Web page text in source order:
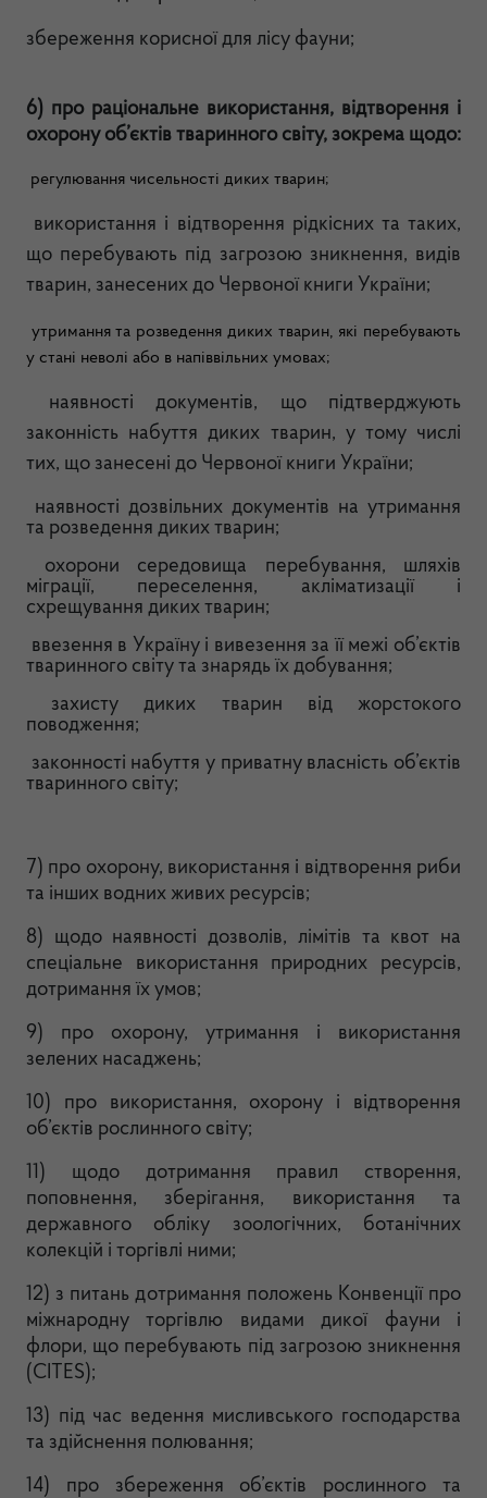
збереження корисної для лісу фауни;
6) про раціональне використання, відтворення і
охорону об’єктів тваринного світу, зокрема щодо:
регулювання чисельності диких тварин;
використання і відтворення рідкісних та таких,
що перебувають під загрозою зникнення, видів
тварин, занесених до Червоної книги України;
утримання та розведення диких тварин, які перебувають
у стані неволі або в напіввільних умовах;
наявності документів, що підтверджують
законність набуття диких тварин, у тому числі
тих, що занесені до Червоної книги України;
наявності дозвільних документів на утримання
та розведення диких тварин;
охорони середовища перебування, шляхів
міграції, переселення, акліматизації і
схрещування диких тварин;
ввезення в Україну і вивезення за її межі об’єктів
тваринного світу та знарядь їх добування;
захисту диких тварин від жорстокого
поводження;
законності набуття у приватну власність об’єктів
тваринного світу;
7) про охорону, використання і відтворення риби
та інших водних живих ресурсів;
8) щодо наявності дозволів, лімітів та квот на
спеціальне використання природних ресурсів,
дотримання їх умов;
9) про охорону, утримання і використання
зелених насаджень;
10) про використання, охорону і відтворення
об’єктів рослинного світу;
11) щодо дотримання правил створення,
поповнення, зберігання, використання та
державного обліку зоологічних, ботанічних
колекцій і торгівлі ними;
12) з питань дотримання положень Конвенції про
міжнародну торгівлю видами дикої фауни і
флори, що перебувають під загрозою зникнення
(CITES);
13) під час ведення мисливського господарства
та здійснення полювання;
14) про збереження об’єктів рослинного та